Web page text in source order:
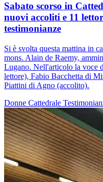
Sabato scorso in
nuovi accoliti e 11
testimonianze
Si è svolta questa mattina in
mons. Alain de Raemy,
Lugano. Nell'articolo la voce
lettore), Fabio Bacchetta di
Piattini di Agno (accolito).
Donne Cattedrale